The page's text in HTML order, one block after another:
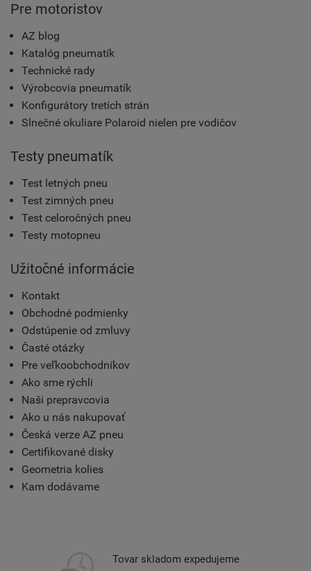
Pre motoristov
AZ blog
Katalóg pneumatík
Technické rady
Výrobcovia pneumatík
Konfigurátory tretích strán
Slnečné okuliare Polaroid nielen pre vodičov
Testy pneumatík
Test letných pneu
Test zimných pneu
Test celoročných pneu
Testy motopneu
Užitočné informácie
Kontakt
Obchodné podmienky
Odstúpenie od zmluvy
Časté otázky
Pre veľkoobchodníkov
Ako sme rýchli
Naši prepravcovia
Ako u nás nakupovať
Česká verze AZ pneu
Certifikované disky
Geometria kolies
Kam dodávame
Tovar skladom expedujeme